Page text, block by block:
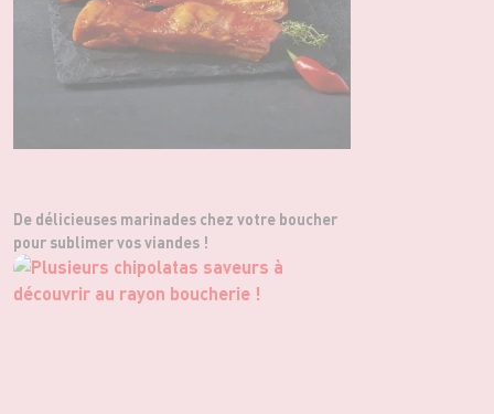
De délicieuses marinades chez votre boucher
pour sublimer vos viandes !